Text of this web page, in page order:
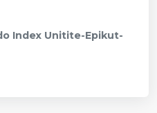
Index Unitite-Epikut-